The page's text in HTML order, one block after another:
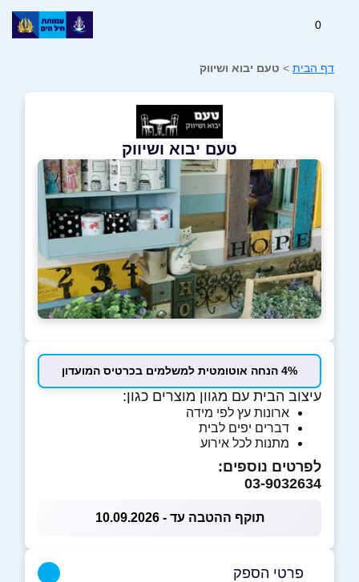
0
דף הבית > טעם יבוא ושיווק
טעם יבוא ושיווק
4% הנחה אוטומטית למשלמים בכרטיס המועדון
עיצוב הבית עם מגוון מוצרים כגון:
ארונות עץ לפי מידה
דברים יפים לבית
מתנות לכל אירוע
לפרטים נוספים:
03-9032634
תוקף ההטבה עד - 10.09.2026
פרטי הספק